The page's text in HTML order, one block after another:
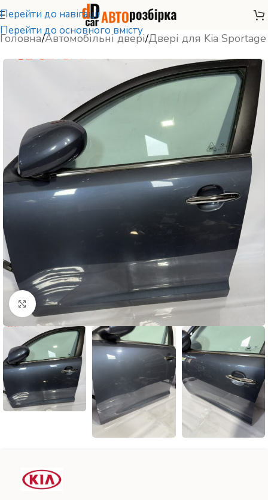
Перейти до навігації
Перейти до основного вмісту
Головна/Автомобільні двері/Двері для Kia Sportage
Натисніть, щоб збільшити